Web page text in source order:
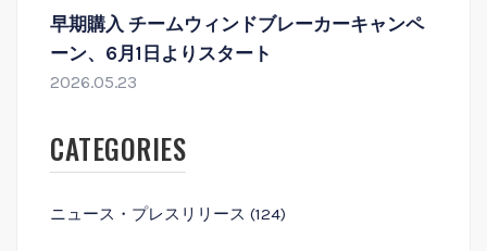
早期購入 チームウィンドブレーカーキャンペ
ーン、6月1日よりスタート
2026.05.23
CATEGORIES
ニュース・プレスリリース (124)